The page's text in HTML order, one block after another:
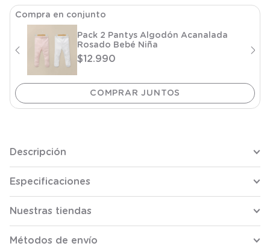
Compra en conjunto
Pack 2 Pantys Algodón Acanalada
Rosado Bebé Niña
$12.990
Descripción
Especificaciones
Nuestras tiendas
Métodos de envío